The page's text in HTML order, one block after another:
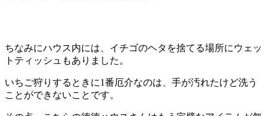
ちなみにハウス内には、イチゴのヘタを捨てる場所にウェッ
トティッシュもありました。
いちご狩りするときに1番厄介なのは、手が汚れたけど洗う
ことができないことです。